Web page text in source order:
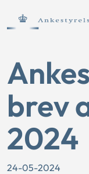
brev
2024
24-05-2024